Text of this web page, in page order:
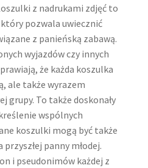
z nadrukami zdjęć to
pozwala uwiecznić
z panieńską zabawą.
wyjazdów czy innych
że każda koszulka
ale także wyrazem
grupy. To także doskonały
wspólnych
koszulki mogą być także
panny młodej.
i pseudonimów każdej z